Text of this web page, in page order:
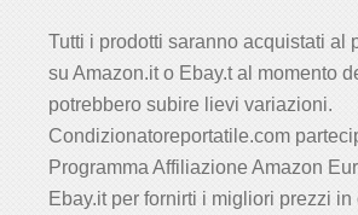
Tutti i prodotti saranno acquistati al
su Amazon.it o Ebay.t al momento
potrebbero subire lievi variazioni.
Condizionatoreportatile.com
Programma Affiliazione Amazon
Ebay.it per fornirti i migliori prezzi